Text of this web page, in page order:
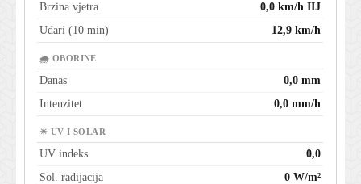
Brzina vjetra
0,0 km/h IIJ
Udari (10 min)
12,9 km/h
🌧 OBORINE
Danas
0,0 mm
Intenzitet
0,0 mm/h
☀ UV I SOLAR
UV indeks
0,0
Sol. radijacija
0 W/m²